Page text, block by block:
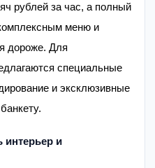
рублей за час, а полный
меню и
дороже. Для
специальные
и эксклюзивные
интерьер и